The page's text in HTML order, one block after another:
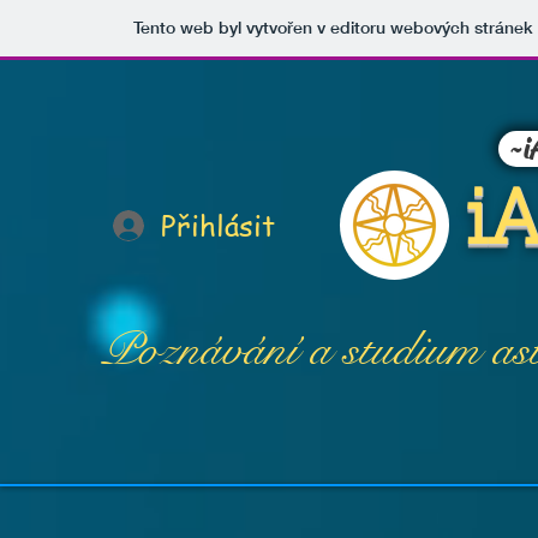
Tento web byl vytvořen v editoru webových
Přihlásit
Poznávání a studium